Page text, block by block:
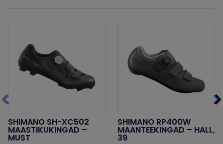
SHIMANO SH-XC502
MAASTIKUKINGAD –
MUST
SHIMANO RP400W
MAANTEEKINGAD – HALL,
39